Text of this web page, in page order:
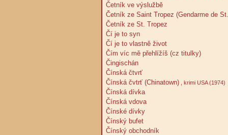
Četník ve výslužbě
Četník ze Saint Tropez (Gendarme de
Četník ze St. Tropez
Čí je to syn
Čí je to vlastně život
Čím víc mě přehlížíš (cz titulky)
Čingischán
Čínská čtvrť
Čínská čvtrť (Chinatown) , krimi USA (1974)
Čínská dívka
Čínská vdova
Čínské dívky
Čínský bufet
Čínský obchodník